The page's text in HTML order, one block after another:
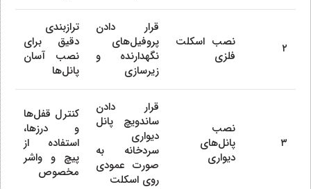
۲
نصب اسکلت
فلزی
قرار دادن
پروفیل‌های
نگهدارنده و
زیرسازی
ترازبندی
دقیق برای
نصب آسان
پانل‌ها
۳
نصب
پانل‌های
دیواری
قرار دادن
ساندویچ پانل
دیواری
سردخانه به
صورت عمودی
روی اسکلت
کنترل قفل‌ها
و درزها،
استفاده از
پیچ و واشر
مخصوص